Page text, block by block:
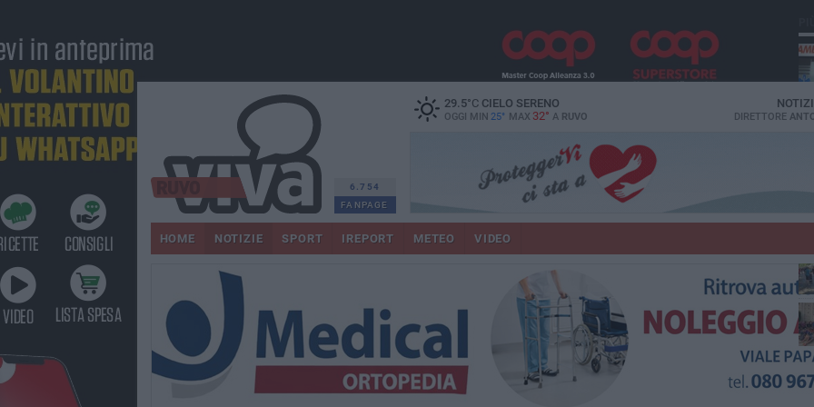
6.754
FANPAGE
29.5°CCIELO SERENO
OGGI MIN 25° MAX 32° A RUVO DIRETTORE
HOME NOTIZIE SPORT IREPORT METEO VIDEO